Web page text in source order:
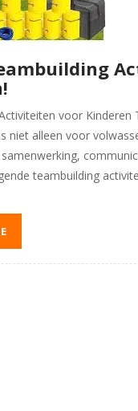
voor Kinderen
niet alleen voor
teambuilding